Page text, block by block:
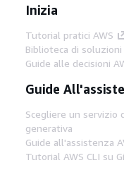
Inizia
Tutorial pratici AWS
Biblioteca di soluzioni
Guide alle decisioni
Guide
Scegliere un servizio
generativa
Guide all'assistenza
Tutorial AWS CLI su